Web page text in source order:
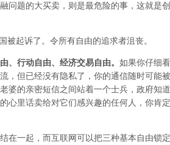
问题的大买卖，则是最危险的事，这就是
起诉了。令所有自由的追求者沮丧。
、行动自由、经济交易自由。 如果你仔细
，但已经没有隐私了，你的通信随时可能
婆的亲密短信之间站着一个士兵，政府知
心里话卖给对它们感兴趣的任何人，你肯
在一起，而互联网可以把三种基本自由锁